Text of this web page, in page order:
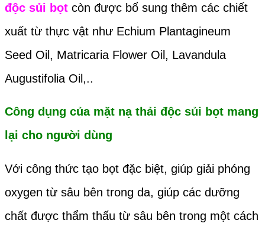
độc sủi bọt còn được bổ sung thêm các chiết
xuất từ thực vật như Echium Plantagineum
Seed Oil, Matricaria Flower Oil, Lavandula
Augustifolia Oil,..
Công dụng của mặt nạ thải độc sủi bọt mang
lại cho người dùng
Với công thức tạo bọt đặc biệt, giúp giải phóng
oxygen từ sâu bên trong da, giúp các dưỡng
chất được thẩm thấu từ sâu bên trong một cách